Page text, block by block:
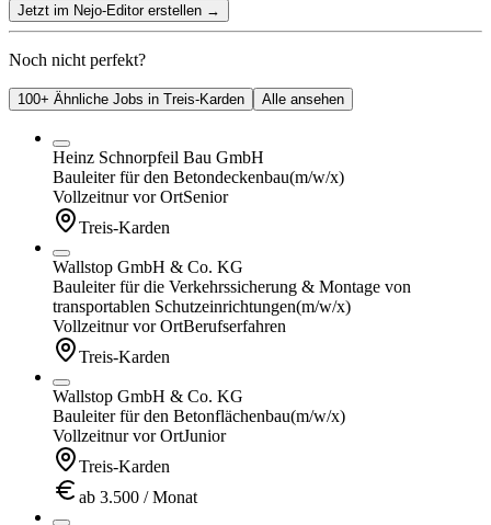
Jetzt im Nejo-Editor erstellen →
Noch nicht perfekt?
100+ Ähnliche Jobs in Treis-Karden Alle ansehen
Heinz Schnorpfeil Bau GmbH
Bauleiter für den Betondeckenbau(m/w/x)
Vollzeitnur vor OrtSenior
Treis-Karden
Wallstop GmbH & Co. KG
Bauleiter für die Verkehrssicherung & Montage von
transportablen Schutzeinrichtungen(m/w/x)
Vollzeitnur vor OrtBerufserfahren
Treis-Karden
Wallstop GmbH & Co. KG
Bauleiter für den Betonflächenbau(m/w/x)
Vollzeitnur vor OrtJunior
Treis-Karden
ab 3.500 / Monat